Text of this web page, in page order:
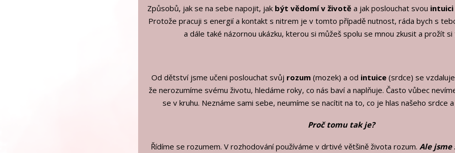
Způsobů, jak se na sebe napojit, jak být vědomí v životěa jak poslouchat svou intuici
Protože pracuji s energií a kontakt s nitrem je v tomto případě nutnost, ráda bych s
a dále také názornou ukázku, kterou si můžeš spolu se mnou zkusit a prožít
Od dětství jsme učeni poslouchat svůj rozum (mozek) a od intuice (srdce) se
že nerozumíme svému životu, hledáme roky, co nás baví a naplňuje. Často vůbec
se v kruhu. Neznáme sami sebe, neumíme se nacítit na to, co je hlas našeho srdce
Proč tomu tak je?
Řídíme se rozumem. V rozhodování používáme v drtivé většině života rozum. Ale jsme